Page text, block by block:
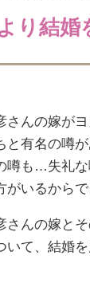
り結婚
さんの嫁が
と有名の噂
噂も…失礼
がいるから
さんの嫁と
いて、結婚